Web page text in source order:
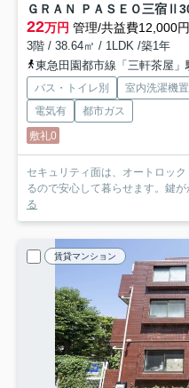
ＧＲＡＮ ＰＡＳＥＯ三宿Ⅱ
22万円 管理/共益費12,000円
3階 / 38.64㎡ / 1LDK /築1年
東急田園都市線「三軒茶屋」
バス・トイレ別 室内洗濯機
電気有
都市ガス
敷礼0
セキュリティ面は、オートロッ
るので安心して暮らせます。鍵
る
賃貸マンション